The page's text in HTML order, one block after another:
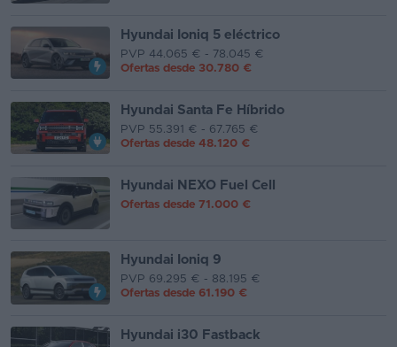
Hyundai Ioniq 5 eléctrico
PVP 44.065 € - 78.045 €
Ofertas desde 30.780 €
Hyundai Santa Fe Híbrido
PVP 55.391 € - 67.765 €
Ofertas desde 48.120 €
Hyundai NEXO Fuel Cell
Ofertas desde 71.000 €
Hyundai Ioniq 9
PVP 69.295 € - 88.195 €
Ofertas desde 61.190 €
Hyundai i30 Fastback